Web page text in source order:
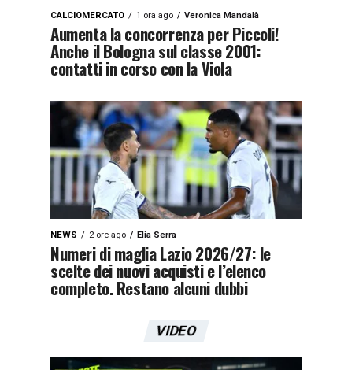
CALCIOMERCATO 1 ora ago Veronica Mandalà
Aumenta la concorrenza per Piccoli!
Anche il Bologna sul classe 2001:
contatti in corso con la Viola
NEWS 2 ore ago Elia Serra
Numeri di maglia Lazio 2026/27: le
scelte dei nuovi acquisti e l’elenco
completo. Restano alcuni dubbi
VIDEO